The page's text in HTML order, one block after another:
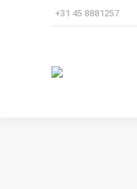
+31 45 8881257